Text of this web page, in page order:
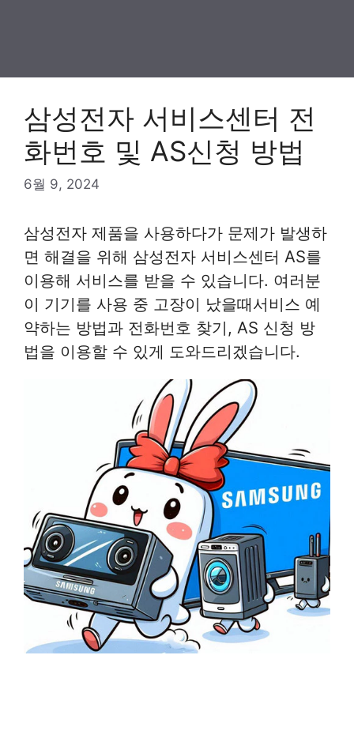
삼성전자 서비스센터 전
화번호 및 AS신청 방법
6월 9, 2024
삼성전자 제품을 사용하다가 문제가 발생하
면 해결을 위해 삼성전자 서비스센터 AS를
이용해 서비스를 받을 수 있습니다. 여러분
이 기기를 사용 중 고장이 났을때서비스 예
약하는 방법과 전화번호 찾기, AS 신청 방
법을 이용할 수 있게 도와드리겠습니다.